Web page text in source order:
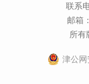
联系
邮箱
所有
津公